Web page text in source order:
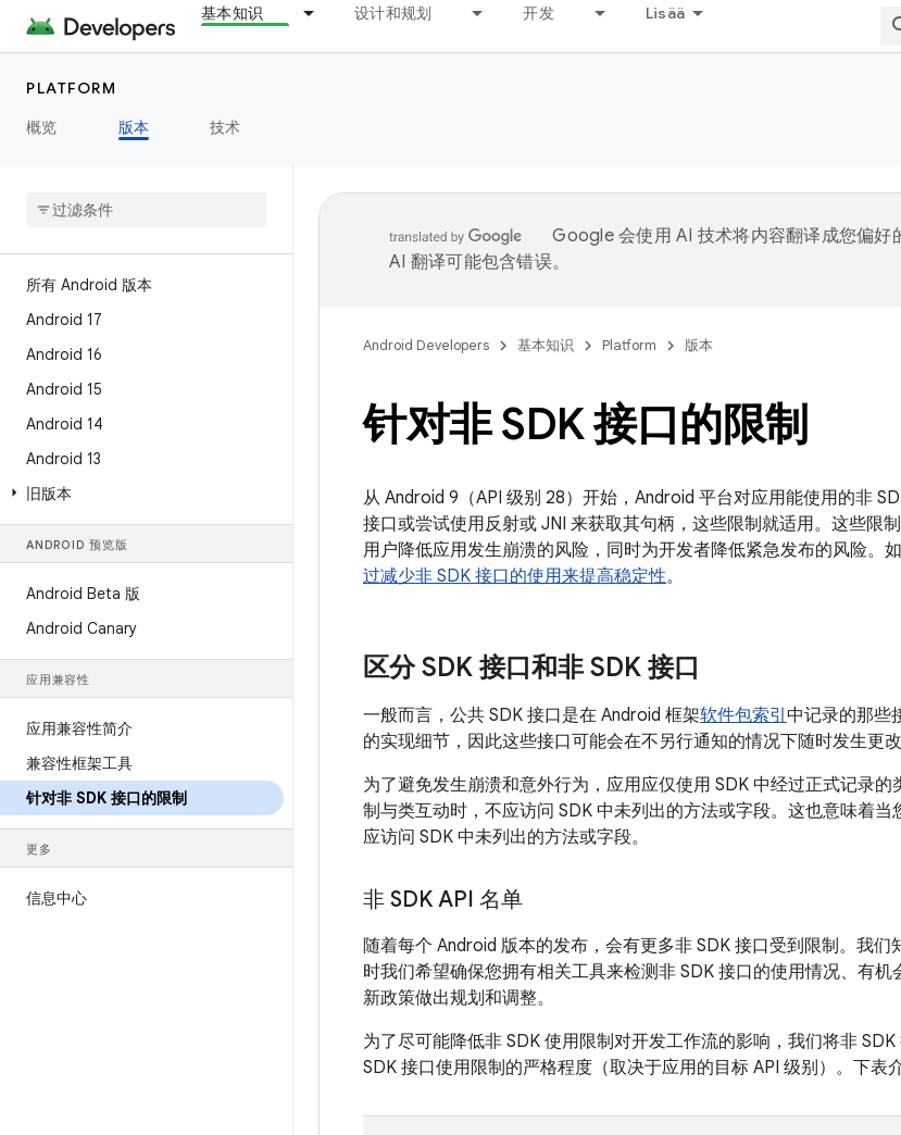
基本知识 设计和规划 开发 Lisää
PLATFORM
概览
版本 技术
所有 Android 版本
Android 17
Android 16
Android 15
Android 14
Android 13
旧版本
ANDROID 预览版
Android Beta 版
Android Canary
应用兼容性
应用兼容性简介
兼容性框架工具
针对非 SDK 接口的限制
更多
信息中心
Google 会使用 AI 技术将内容翻译成您偏好
AI 翻译可能包含错误。
Android Developers 基本知识 Platform 版本
针对非 SDK 接口的限制
从 Android 9（API 级别 28）开始，Android 平台对应用能使用的非
接口或尝试使用反射或 JNI 来获取其句柄，这些限制就适用。这些限
用户降低应用发生崩溃的风险，同时为开发者降低紧急发布的风险。
过减少非 SDK 接口的使用来提高稳定性。
区分 SDK 接口和非 SDK 接口
一般而言，公共 SDK 接口是在 Android 框架软件包索引 中记录的那些
的实现细节，因此这些接口可能会在不另行通知的情况下随时发生更改
为了避免发生崩溃和意外行为，应用应仅使用 SDK 中经过正式记录
制与类互动时，不应访问 SDK 中未列出的方法或字段。这也意味着
应访问 SDK 中未列出的方法或字段。
非 SDK API 名单
随着每个 Android 版本的发布，会有更多非 SDK 接口受到限制。我
时我们希望确保您拥有相关工具来检测非 SDK 接口的使用情况、有机
新政策做出规划和调整。
为了尽可能降低非 SDK 使用限制对开发工作流的影响，我们将非
SDK 接口使用限制的严格程度（取决于应用的目标 API 级别）。下表